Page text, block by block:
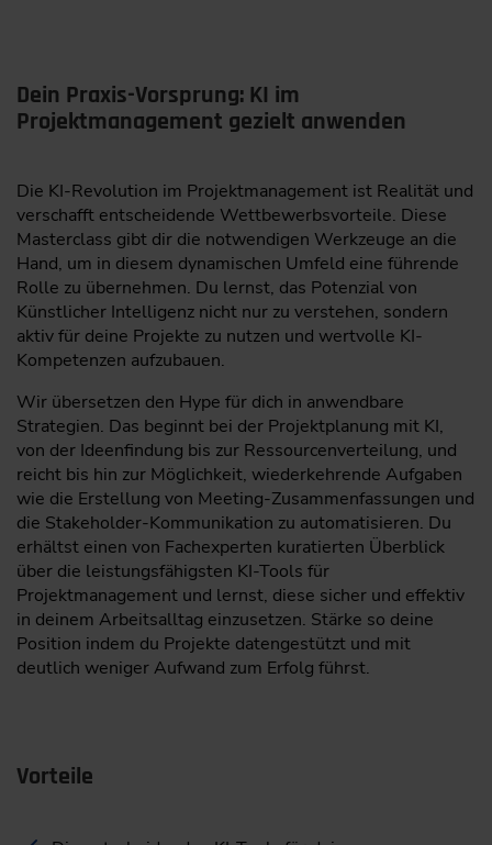
Dein Praxis-Vorsprung: KI im
Projektmanagement gezielt anwenden
Die KI-Revolution im Projektmanagement ist Realität und
verschafft entscheidende Wettbewerbsvorteile. Diese
Masterclass gibt dir die notwendigen Werkzeuge an die
Hand, um in diesem dynamischen Umfeld eine führende
Rolle zu übernehmen. Du lernst, das Potenzial von
Künstlicher Intelligenz nicht nur zu verstehen, sondern
aktiv für deine Projekte zu nutzen und wertvolle KI-
Kompetenzen aufzubauen.
Wir übersetzen den Hype für dich in anwendbare
Strategien. Das beginnt bei der Projektplanung mit KI,
von der Ideenfindung bis zur Ressourcenverteilung, und
reicht bis hin zur Möglichkeit, wiederkehrende Aufgaben
wie die Erstellung von Meeting-Zusammenfassungen und
die Stakeholder-Kommunikation zu automatisieren. Du
erhältst einen von Fachexperten kuratierten Überblick
über die leistungsfähigsten KI-Tools für
Projektmanagement und lernst, diese sicher und effektiv
in deinem Arbeitsalltag einzusetzen. Stärke so deine
Position indem du Projekte datengestützt und mit
deutlich weniger Aufwand zum Erfolg führst.
Vorteile